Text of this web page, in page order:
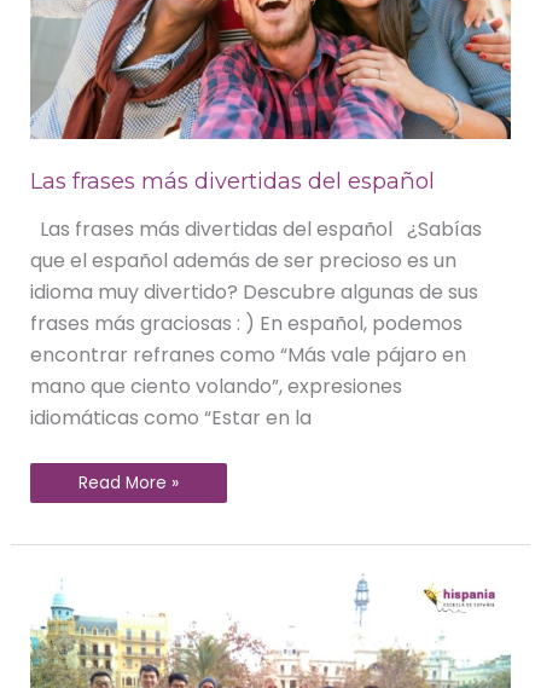
Las frases más divertidas del español
Las frases más divertidas del español ¿Sabías
que el español además de ser precioso es un
idioma muy divertido? Descubre algunas de sus
frases más graciosas : ) En español, podemos
encontrar refranes como “Más vale pájaro en
mano que ciento volando”, expresiones
idiomáticas como “Estar en la
Read More »
escuela
de
español
|
Enero